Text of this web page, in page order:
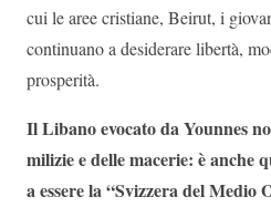
cui le aree cristiane, Beirut, i
continuano a desiderare libertà,
prosperità.
Il Libano evocato da Younnes
milizie e delle macerie: è anche
a essere la “Svizzera del Medio